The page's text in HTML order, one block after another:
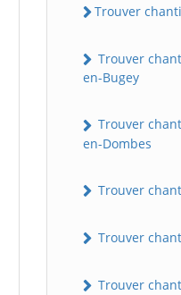
Trouver
Trouver
en-Bugey
Trouver
en-Dombes
Trouver
Trouver
Trouver